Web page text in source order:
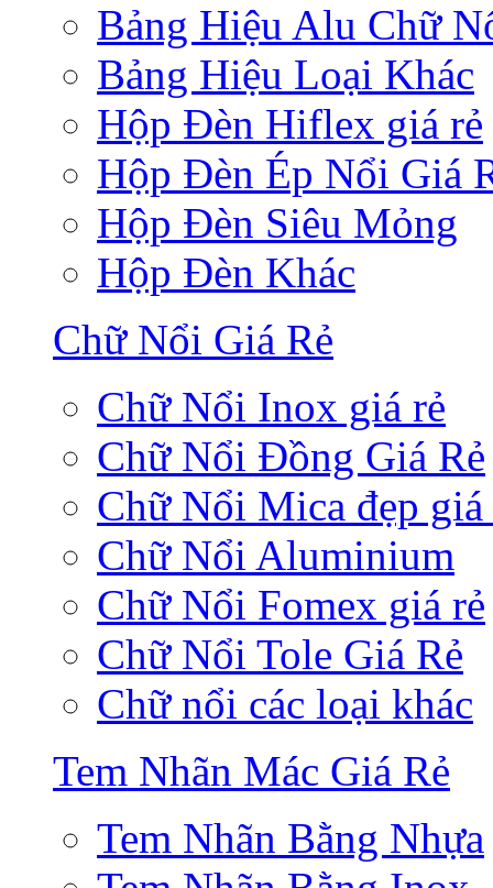
Bảng Hiệu Alu Chữ
Bảng Hiệu Loại Khác
Hộp Đèn Hiflex giá rẻ
Hộp Đèn Ép Nổi Giá
Hộp Đèn Siêu Mỏng
Hộp Đèn Khác
Chữ Nổi Giá Rẻ
Chữ Nổi Inox giá rẻ
Chữ Nổi Đồng Giá Rẻ
Chữ Nổi Mica đẹp giá
Chữ Nổi Aluminium
Chữ Nổi Fomex giá rẻ
Chữ Nổi Tole Giá Rẻ
Chữ nổi các loại khác
Tem Nhãn Mác Giá Rẻ
Tem Nhãn Bằng Nhựa